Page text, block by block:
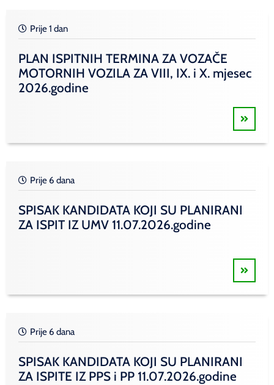
Prije 1 dan
PLAN ISPITNIH TERMINA ZA VOZAČE
MOTORNIH VOZILA ZA VIII, IX. i X. mjesec
2026.godine
Prije 6 dana
SPISAK KANDIDATA KOJI SU PLANIRANI
ZA ISPIT IZ UMV 11.07.2026.godine
Prije 6 dana
SPISAK KANDIDATA KOJI SU PLANIRANI
ZA ISPITE IZ PPS i PP 11.07.2026.godine